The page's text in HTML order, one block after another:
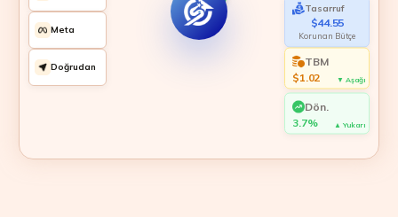
Meta
Doğrudan
Tasarruf
$44.55
Korunan Bütçe
TBM
$1.02
▼ Aşağı
Dön.
4.0%
▲ Yukarı
👤
👤
👤
⚠️
⚠️
⚠️
⚠️
⚠️